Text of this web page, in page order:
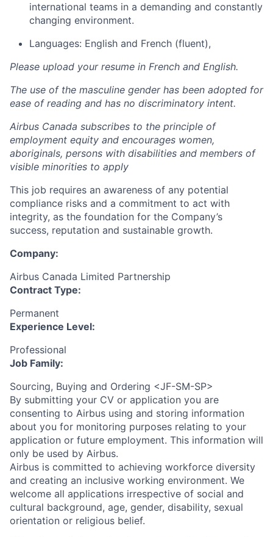
international teams in a demanding and constantly
changing environment.
Languages: English and French (fluent),
Please upload your resume in French and English.
The use of the masculine gender has been adopted for
ease of reading and has no discriminatory intent.
Airbus Canada subscribes to the principle of
employment equity and encourages women,
aboriginals, persons with disabilities and members of
visible minorities to apply
This job requires an awareness of any potential
compliance risks and a commitment to act with
integrity, as the foundation for the Company’s
success, reputation and sustainable growth.
Company:
Airbus Canada Limited Partnership
Contract Type:
Permanent
Experience Level:
Professional
Job Family:
Sourcing, Buying and Ordering <JF-SM-SP>
By submitting your CV or application you are
consenting to Airbus using and storing information
about you for monitoring purposes relating to your
application or future employment. This information will
only be used by Airbus.
Airbus is committed to achieving workforce diversity
and creating an inclusive working environment. We
welcome all applications irrespective of social and
cultural background, age, gender, disability, sexual
orientation or religious belief.